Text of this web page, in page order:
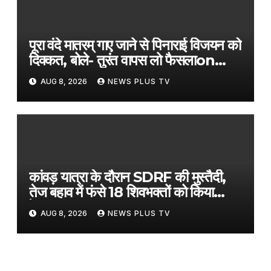
पूरा वंदे मातरम् गाए जाने से पिनाराई विजयन को
दिक्कत, बोले- तुरंत वापस लो फैसला​on
August 8, 2026 at 1:17 pm
AUG 8, 2026 NEWS PLUS TV
कांवड़ यात्रा के दौरान SDRF की मुस्तैदी,
तेज बहाव में फंसे 18 शिवभक्तों को किया
रेस्क्यू​on August 8, 2026 at 1:21
pm
AUG 8, 2026 NEWS PLUS TV